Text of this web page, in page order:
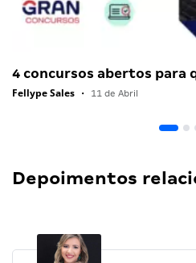
4 concursos abertos para
Fellype Sales • 11 de Abril
Depoimentos